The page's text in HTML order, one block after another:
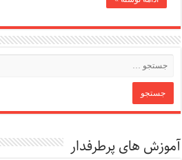
آموزش های پرطرفدار